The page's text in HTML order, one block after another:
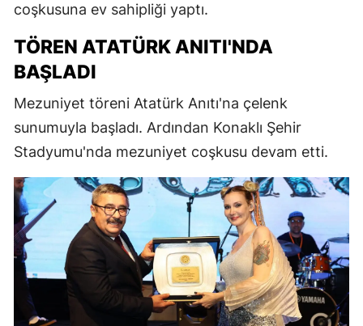
coşkusuna ev sahipliği yaptı.
TÖREN ATATÜRK ANITI'NDA
BAŞLADI
Mezuniyet töreni Atatürk Anıtı'na çelenk
sunumuyla başladı. Ardından Konaklı Şehir
Stadyumu'nda mezuniyet coşkusu devam etti.